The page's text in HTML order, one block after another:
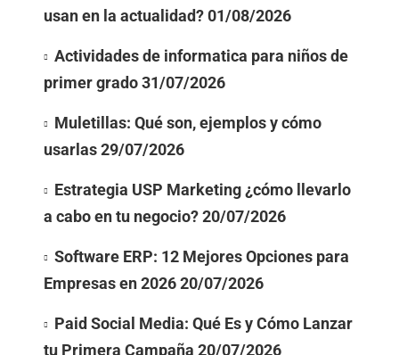
usan en la actualidad?01/08/2026
Actividades de informatica para niños de
primer grado31/07/2026
Muletillas: Qué son, ejemplos y cómo
usarlas29/07/2026
Estrategia USP Marketing ¿cómo llevarlo
a cabo en tu negocio?20/07/2026
Software ERP: 12 Mejores Opciones para
Empresas en 202620/07/2026
Paid Social Media: Qué Es y Cómo Lanzar
tu Primera Campaña 20/07/2026